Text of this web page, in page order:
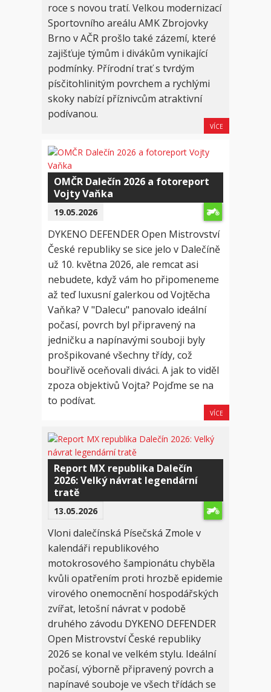
roce s novou tratí. Velkou modernizací
Sportovního areálu AMK Zbrojovky
Brno v AČR prošlo také zázemí, které
zajišťuje týmům i divákům vynikající
podmínky. Přírodní trať s tvrdým
písčitohlinitým povrchem a rychlými
skoky nabízí příznivcům atraktivní
podívanou.
VÍCE
OMČR Dalečín 2026 a fotoreport
Vojty Vaňka
19.05.2026
DYKENO DEFENDER Open Mistrovství
České republiky se sice jelo v Dalečíně
už 10. května 2026, ale remcat asi
nebudete, když vám ho připomeneme
až teď luxusní galerkou od Vojtěcha
Vaňka? V "Dalecu" panovalo ideální
počasí, povrch byl připravený na
jedničku a napínavými souboji byly
prošpikované všechny třídy, což
bouřlivě oceňovali diváci. A jak to viděl
zpoza objektivů Vojta? Pojďme se na
to podívat.
VÍCE
Report MX republika Dalečín
2026: Velký návrat legendární
tratě
13.05.2026
Vloni dalečínská Písečská Zmole v
kalendáři republikového
motokrosového šampionátu chyběla
kvůli opatřením proti hrozbě epidemie
virového onemocnění hospodářských
zvířat, letošní návrat v podobě
druhého závodu DYKENO DEFENDER
Open Mistrovství České republiky
2026 se konal ve velkém stylu. Ideální
počasí, výborně připravený povrch a
napínavé souboje ve všech třídách se